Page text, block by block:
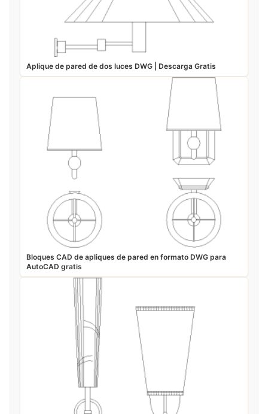
Aplique de pared de dos luces DWG | Descarga Gratis
Bloques CAD de apliques de pared en formato DWG para
AutoCAD gratis